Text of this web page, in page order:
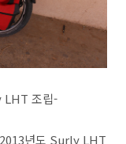
LHT 조립-
년도 Surly LHT